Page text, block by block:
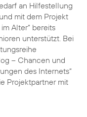
an Hilfestellung
mit dem Projekt
Alter“ bereits
unterstützt. Bei
– Chancen und
des Internets“
Projektpartner mit